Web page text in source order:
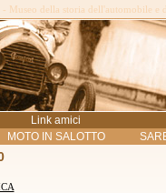
- Museo della storia dell'automobile e
Link amici
MOTO IN SALOTTO